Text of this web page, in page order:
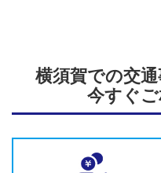
横須賀での交
今すぐ